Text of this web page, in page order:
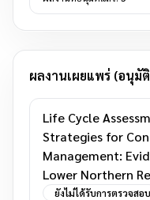
ผลงานเผยแพร่ (อนุมั
Life Cycle
Strategies for
Management:
Lower Northern
ยังไม่ได้รับการตรวจสอบ